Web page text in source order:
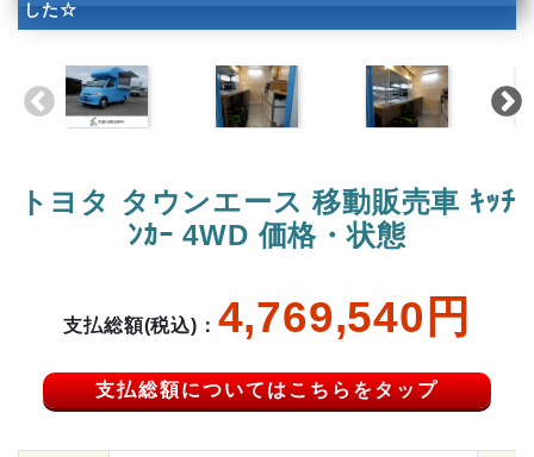
した☆
トヨタ タウンエース 移動販売車 ｷｯﾁ
ﾝｶｰ 4WD 価格・状態
支払総額(税込)： 4,769,540円
支払総額についてはこちらをタップ